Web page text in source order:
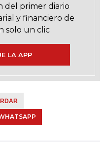
del primer diario
y financiero de
solo un clic
LA APP